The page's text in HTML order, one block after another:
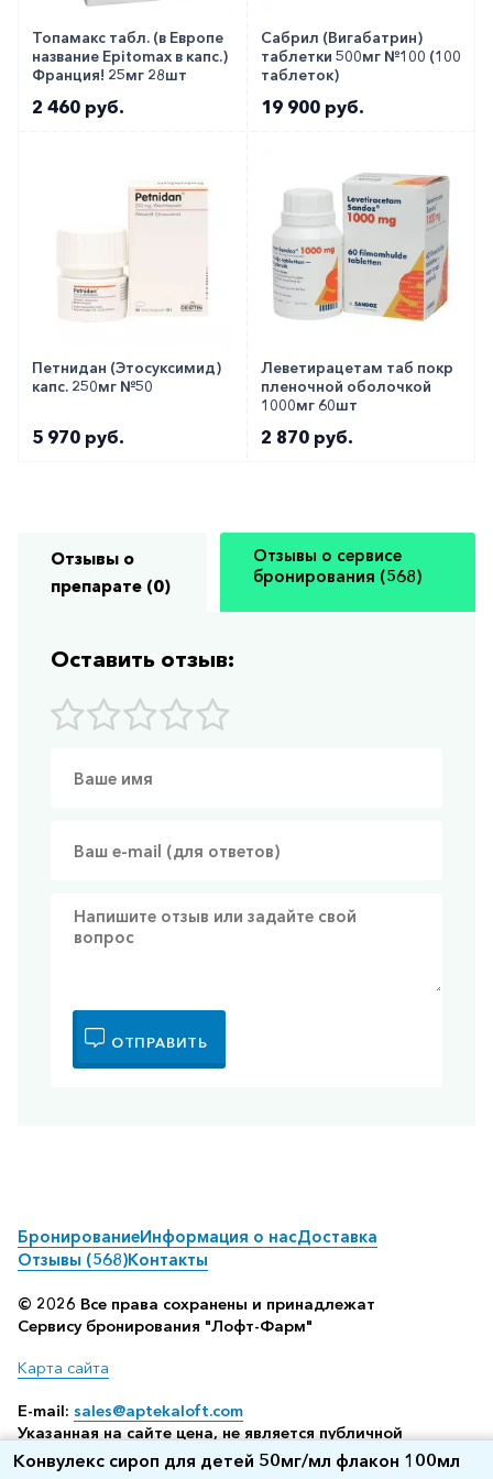
Топамакс табл. (в Европе
название Epitomax в капс.)
Франция! 25мг 28шт
2 460 руб.
Сабрил (Вигабатрин)
таблетки 500мг №100 (100
таблеток)
19 900 руб.
Петнидан (Этосуксимид)
капс. 250мг №50
5 970 руб.
Леветирацетам таб покр
пленочной оболочкой
1000мг 60шт
2 870 руб.
Отзывы о
препарате (0)
Отзывы о сервисе
бронирования (568)
Оставить отзыв:
ОТПРАВИТЬ
Конвулекс сироп для детей 50мг/мл флакон 100мл
БронированиеИнформация о насДоставка
Отзывы (568)Контакты
© 2026 Все права сохранены и принадлежат
Сервису бронирования "Лофт-Фарм"
Карта сайта
E-mail: sales@aptekaloft.com
Указанная на сайте цена, не является публичной
офертой, а всего лишь отображает среднюю стоимость